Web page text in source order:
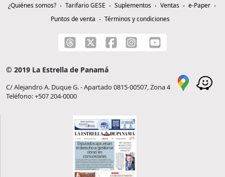
¿Quiénes somos? Tarifario GESE Suplementos Ventas
e-Paper
Puntos de venta
Términos y condiciones
© 2019 La Estrella de Panamá
C/ Alejandro A. Duque G. - Apartado 0815-00507, Zona 4
Teléfono: +507 204-0000